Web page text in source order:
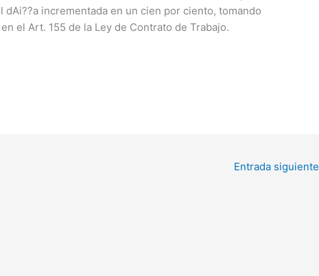
dAi??a incrementada en un cien por ciento, tomando
el Art. 155 de la Ley de Contrato de Trabajo.
Entrada siguiente